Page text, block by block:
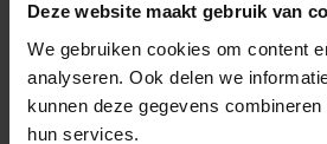
Deze website maakt gebruik van
We gebruiken cookies om content
analyseren. Ook delen we
kunnen deze gegevens
hun services.